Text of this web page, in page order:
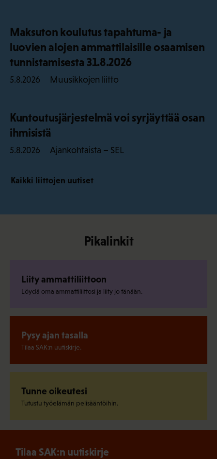
Maksuton koulutus tapahtuma- ja
luovien alojen ammattilaisille osaamisen
tunnistamisesta 31.8.2026
5.8.2026 Muusikkojen liitto
Kuntoutusjärjestelmä voi syrjäyttää osan
ihmisistä
5.8.2026 Ajankohtaista – SEL
Kaikki liittojen uutiset
Pikalinkit
Liity ammattiliittoon
Löydä oma ammattiliittosi ja liity jo tänään.
Pysy ajan tasalla
Tilaa SAK:n uutiskirje.
Tunne oikeutesi
Tutustu työelämän pelisääntöihin.
Tilaa SAK:n uutiskirje